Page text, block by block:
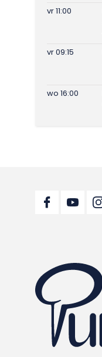
vr 11:00
vr 09:15
wo 16:00